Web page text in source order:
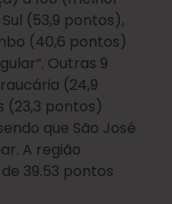
(53,9 pontos),
(40,6 pontos)
Outras 9
(24,9
(23,3 pontos)
que São José
A região
39.53 pontos